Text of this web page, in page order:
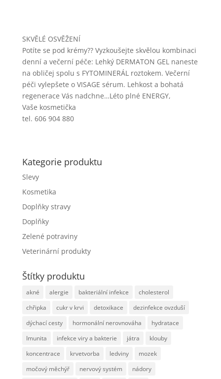
SKVĚLÉ OSVĚŽENÍ
Potíte se pod krémy?? Vyzkoušejte skvělou kombinaci
denní a večerní péče: Lehký DERMATON GEL naneste
na obličej spolu s FYTOMINERÁL roztokem. Večerní
péči vylepšete o VISAGE sérum. Lehkost a bohatá
regenerace Vás nadchne…Léto plné ENERGY,
Vaše kosmetička
tel. 606 904 880
Kategorie produktu
Slevy
Kosmetika
Doplňky stravy
Doplňky
Zelené potraviny
Veterinární produkty
Štítky produktu
akné alergie bakteriální infekce
cholesterol
chřipka
cukr v krvi detoxikace
dezinfekce ovzduší
dýchací cesty
hormonální nerovnováha
hydratace
Imunita
infekce viry a bakterie játra
klouby
koncentrace
krvetvorba ledviny
mozek
močový měchýř
nervový systém
nádory